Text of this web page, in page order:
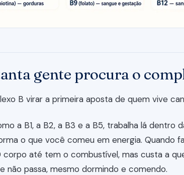
gente procura o
B virar a primeira aposta de quem vive
a B1, a B2, a B3 e a B5, trabalha lá dentro
o que você comeu em energia. Quando
corpo até tem o combustível, mas custa a
não passa, mesmo dormindo e comendo.